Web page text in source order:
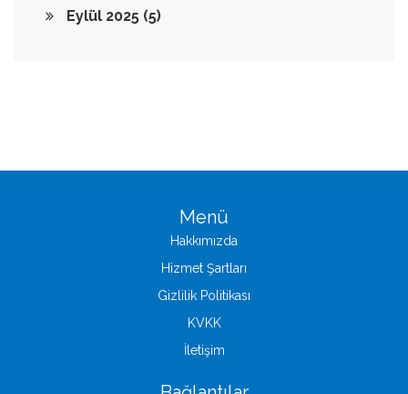
Eylül 2025 (5)
Menü
Hakkımızda
Hizmet Şartları
Gizlilik Politikası
KVKK
İletişim